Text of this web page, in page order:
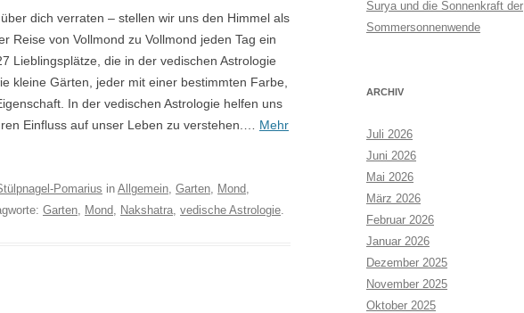
dich verraten – stellen wir uns den Himmel als
Reise von Vollmond zu Vollmond jeden Tag ein
Lieblingsplätze, die in der vedischen Astrologie
kleine Gärten, jeder mit einer bestimmten Farbe,
In der vedischen Astrologie helfen uns
Einfluss auf unser Leben zu verstehen.… Mehr
Pomarius in Allgemein, Garten, Mond,
Garten, Mond, Nakshatra, vedische Astrologie.
Surya und die Sonnenkraft der
Sommersonnenwende
ARCHIV
Juli 2026
Juni 2026
Mai 2026
März 2026
Februar 2026
Januar 2026
Dezember 2025
November 2025
Oktober 2025